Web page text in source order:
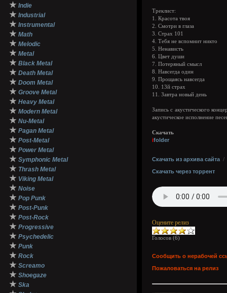
★ Indie
★ Industrial
★ Instrumental
★ Math
★ Melodic
★ Metal
★ Black Metal
★ Death Metal
★ Doom Metal
★ Groove Metal
★ Heavy Metal
★ Modern Metal
★ Nu-Metal
★ Pagan Metal
★ Post-Metal
★ Power Metal
★ Symphonic Metal
★ Thrash Metal
★ Viking Metal
★ Noise
★ Pop Punk
★ Post-Punk
★ Post-Rock
★ Progressive
★ Psychedelic
★ Punk
★ Rock
★ Screamo
★ Shoegaze
★ Ska
Треклист:
1. Красота твоя
2. Смотри в глаза
3. Страх 101
4. Тебя не вспомнит никто
5. Ненависть
6. Цвет души
7. Потеряный смысл
8. Навсегда один
9. Прощаясь навсегда
10. 13й страх
11. Завтра новый день
Запись с акустического
акустическое исполнение
Скачать
ifolder
Скачать из архива сайта /
Скачать через торрент
Оцените релиз
Голосов (6)
Сообщить о нерабочей
Пожаловаться на релиз